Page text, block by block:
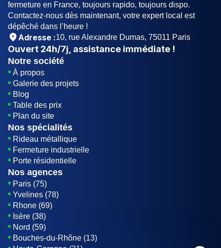
fermeture en France, toujours rapido, toujours dispo.
Contactez-nous dès maintenant, votre expert local est
dépêché dans l’heure !
Adresse :10, rue Alexandre Dumas, 75011 Paris
Ouvert 24h/7j , assistance immédiate !
Notre société
À propos
Galerie des projets
Blog
Table des prix
Plan du site
Nos spécialités
Rideau métallique
Fermeture industrielle
Porte résidentielle
Nos agences
Paris (75)
Yvelines (78)
Rhone (69)
Isère (38)
Nord (59)
Bouches-du-Rhône (13)